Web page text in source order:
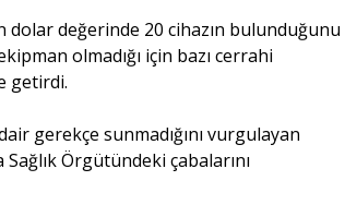
dolar değerinde 20 cihazın bulunduğunu
olmadığı için bazı cerrahi
getirdi.
gerekçe sunmadığını vurgulayan
Örgütündeki çabalarını